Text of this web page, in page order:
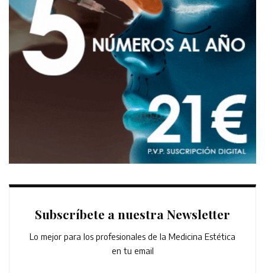
Subscríbete a nuestra Newsletter
Lo mejor para los profesionales de la Medicina Estética
en tu email